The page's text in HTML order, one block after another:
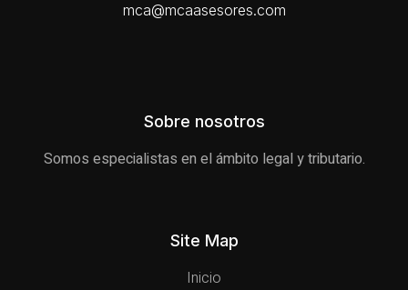
mca@mcaasesores.com
Sobre nosotros
Somos especialistas en el ámbito legal y tributario.
Site Map
Inicio